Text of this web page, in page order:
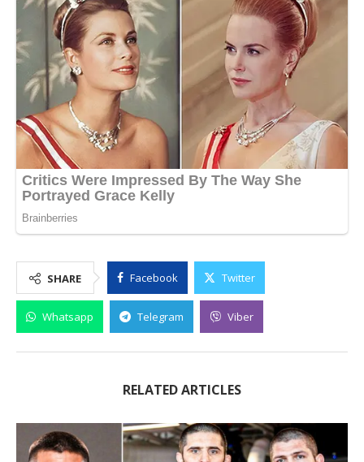
SHARE Facebook Twitter
Whatsapp Telegram Viber
RELATED ARTICLES